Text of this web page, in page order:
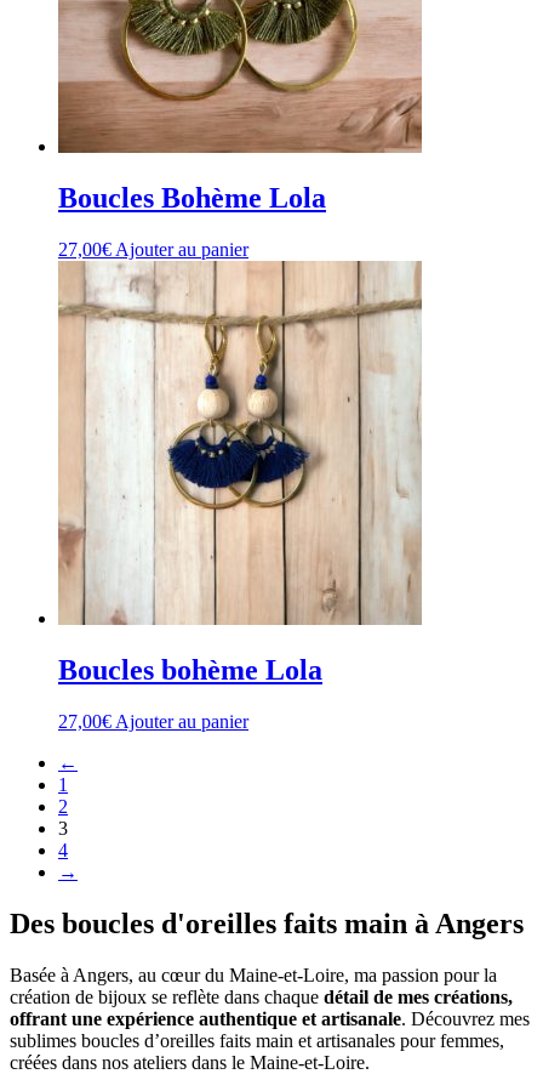
Boucles Bohème Lola
27,00€ Ajouter au panier
Boucles bohème Lola
27,00€ Ajouter au panier
←
1
2
3
4
→
Des boucles d'oreilles faits main à Angers
Basée à Angers, au cœur du Maine-et-Loire, ma passion pour la
création de bijoux se reflète dans chaque détail de mes créations,
offrant une expérience authentique et artisanale. Découvrez mes
sublimes boucles d’oreilles faits main et artisanales pour femmes,
créées dans nos ateliers dans le Maine-et-Loire.